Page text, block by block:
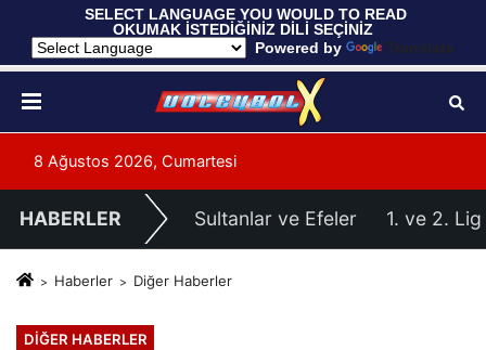
SELECT LANGUAGE YOU WOULD TO READ
OKUMAK İSTEDİĞİNİZ DİLİ SEÇİNİZ
Powered by
Translate
8 Ağustos 2026, Cumartesi
HABERLER Sultanlar ve Efeler 1. ve 2. Lig
Haberler Diğer Haberler
DIĞER HABERLER